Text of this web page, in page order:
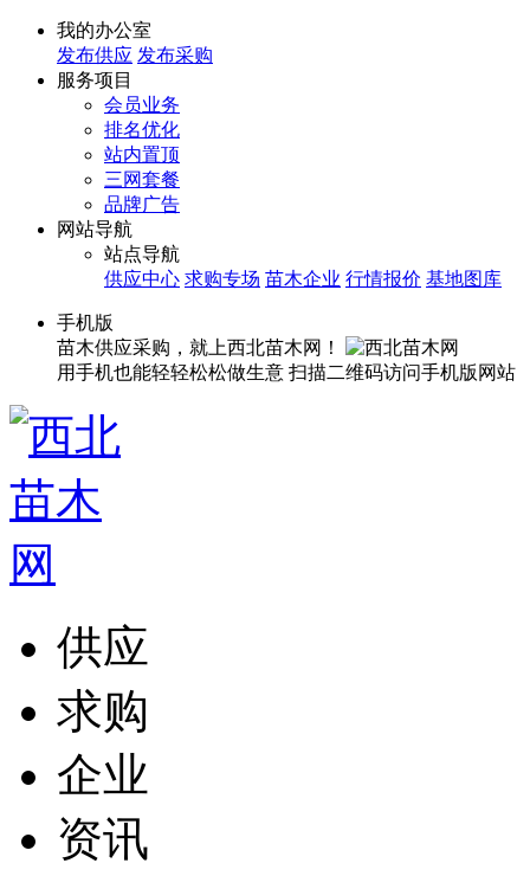
我的办公室
发布供应 发布采购
服务项目
会员业务
排名优化
站内置顶
三网套餐
品牌广告
网站导航
站点导航
供应中心 求购专场 苗木企业 行情报价 基地图库
手机版
苗木供应采购，就上西北苗木网！
用手机也能轻轻松松做生意 扫描二维码访问手机版网站
供应
求购
企业
资讯